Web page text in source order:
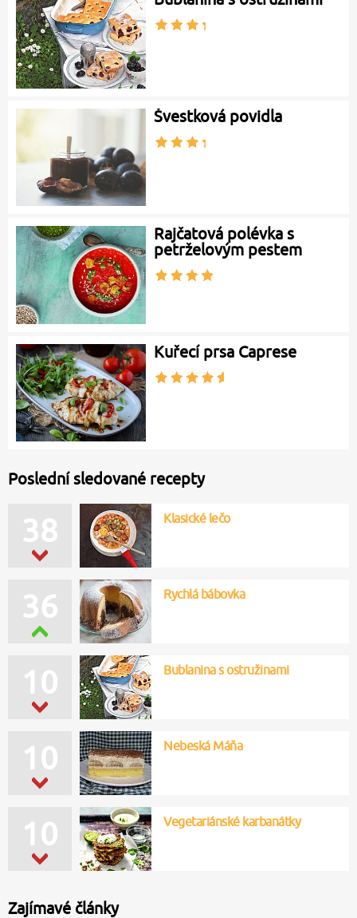
Švestková povidla
Rajčatová polévka s
petrželovým pestem
Kuřecí prsa Caprese
Poslední sledované recepty
38 Klasické lečo
36 Rychlá bábovka
10 Bublanina s ostružinami
10 Nebeská Máňa
10 Vegetariánské karbanátky
Zajímavé články